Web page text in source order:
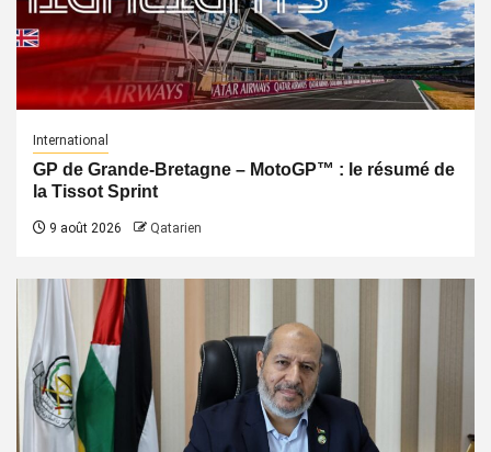
International
GP de Grande-Bretagne – MotoGP™ : le résumé de
la Tissot Sprint
9 août 2026 Qatarien